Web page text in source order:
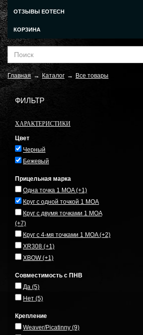
ОТЗЫВЫ EOTECH
КОРЗИНА
Главная → Каталог → Все товары
ФИЛЬТР
ХАРАКТЕРИСТИКИ
Цвет
Черный
Бежевый
Прицельная марка
Одна точка 1 MOA(+1)
Круг с одной точкой 1 MOA
Круг с двумя точками 1 MOA
(+7)
Круг с 4-мя точками 1 MOA(+2)
XR308 (+1)
XBOW(+1)
Совместимость с ПНВ
Да (5)
Нет (5)
Крепление
Weaver/Picatinny (9)